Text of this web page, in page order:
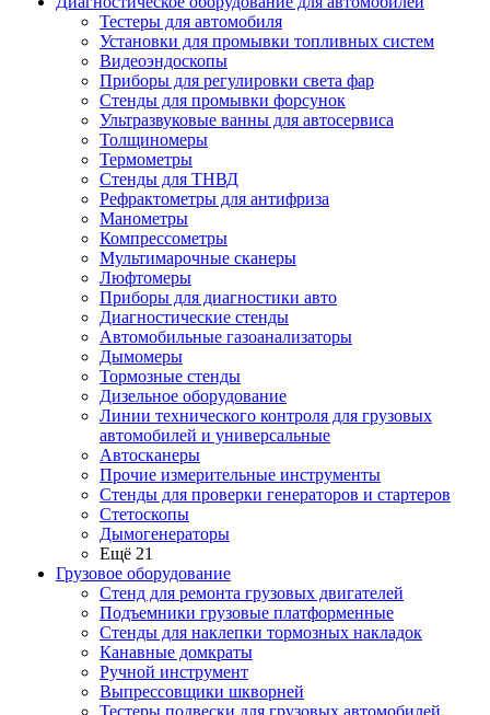
Тестеры для автомобиля
Установки для промывки топливных систем
Видеоэндоскопы
Приборы для регулировки света фар
Стенды для промывки форсунок
Ультразвуковые ванны для автосервиса
Толщиномеры
Термометры
Стенды для ТНВД
Рефрактометры для антифриза
Манометры
Компрессометры
Мультимарочные сканеры
Люфтомеры
Приборы для диагностики авто
Диагностические стенды
Автомобильные газоанализаторы
Дымомеры
Тормозные стенды
Дизельное оборудование
Линии технического контроля для грузовых
автомобилей и универсальные
Автосканеры
Прочие измерительные инструменты
Стенды для проверки генераторов и стартеров
Стетоскопы
Дымогенераторы
Ещё 21
Грузовое оборудование
Стенд для ремонта грузовых двигателей
Подъемники грузовые платформенные
Стенды для наклепки тормозных накладок
Канавные домкраты
Ручной инструмент
Выпрессовщики шкворней
Тестеры подвески для грузовых автомобилей